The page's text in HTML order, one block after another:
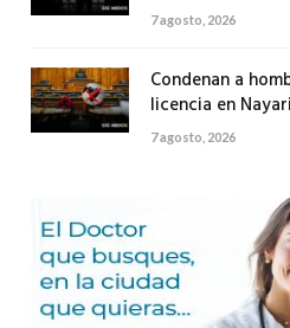
7 agosto, 2026
Condenan a
licencia en
7 agosto, 2026